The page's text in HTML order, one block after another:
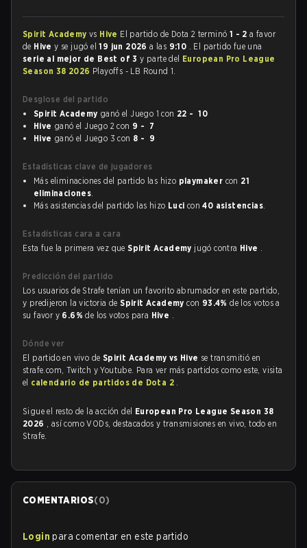
Spirit Academy vs Hive El partido de Dota 2 terminó 1 - 2 a favor
de Hivey se jugó el19 jun 2026a las 9:10 . El partido fue una
serie al mejor de Best of 3y parte del European Pro League
Season 38 2026 Playoffs - LB Round 1.
Desglose del partido
Spirit Academy ganó el Juego 1 con 22 - 10
Hive ganó el Juego 2 con 9 - 7
Hive ganó el Juego 3 con 8 - 9
Estadísticas clave de jugadores
Más eliminaciones del partido las hizo playmaker con 21
eliminaciones.
Más asistencias del partido las hizo Luci con40 asistencias.
Estadísticas cara a cara
Esta fue la primera vez queSpirit Academy jugó contra Hive .
Predicción del partido
Los usuarios de Strafe tenían un favorito abrumador en este partido,
y predijeron la victoria deSpirit Academycon 93.4%de los votos a
su favor y 6.6%de los votos para Hive .
Dónde ver
El partido en vivo de Spirit Academy vs Hive se transmitió en
strafe.com, Twitch y Youtube. Para ver más partidos como este, visita
el calendario de partidos de Dota 2 .
Sigue el resto de la acción del European Pro League Season 38
2026 , así como VODs, destacados y transmisiones en vivo, todo en
Strafe.
COMENTARIOS(0)
Login para comentar en este partido